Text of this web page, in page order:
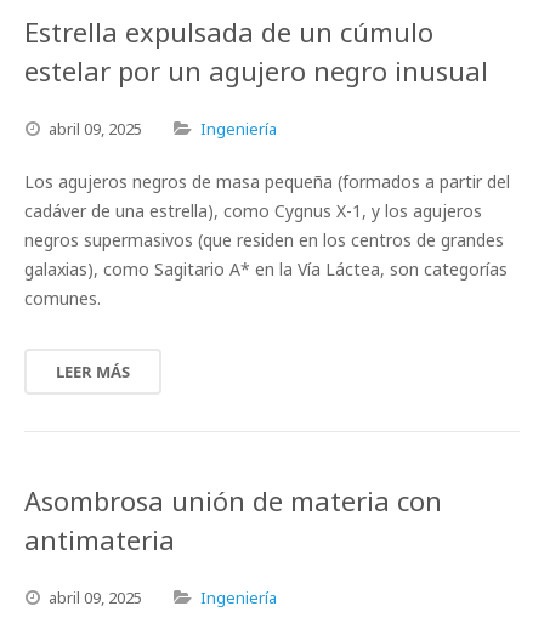
Estrella expulsada de un cúmulo
estelar por un agujero negro inusual
abril 09, 2025 Ingeniería
Los agujeros negros de masa pequeña (formados a partir del
cadáver de una estrella), como Cygnus X-1, y los agujeros
negros supermasivos (que residen en los centros de grandes
galaxias), como Sagitario A* en la Vía Láctea, son categorías
comunes.
LEER MÁS
Asombrosa unión de materia con
antimateria
abril 09, 2025 Ingeniería